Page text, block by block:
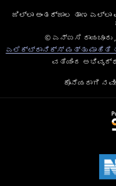
ಜಿಲ್ಲಾ ಅಂತರ್ಜಾಲ ತಾಣ
© ಎನ್ಐಸಿ ರಾಯಚೂರು ,
ಎಲೆಕ್ಟ್ರಾನಿಕ್ಸ್ ಮತ್ತು ಮಾಹಿತಿ
ವತಿಯಿಂದ
ಕೊನೆಯದಾಗಿ